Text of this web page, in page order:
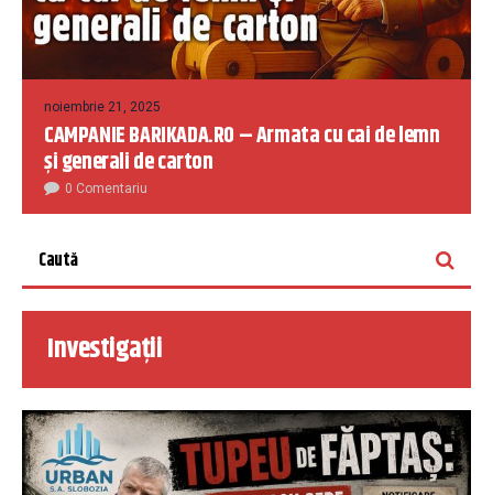
noiembrie 21, 2025
CAMPANIE BARIKADA.RO – Armata cu cai de lemn
și generali de carton
0 Comentariu
Investigații